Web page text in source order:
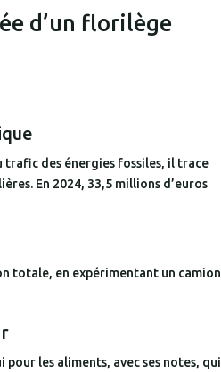
d’un florilège
trafic des énergies fossiles, il trace
En 2024, 33,5 millions d’euros
totale, en expérimentant un camion
les aliments, avec ses notes, qui